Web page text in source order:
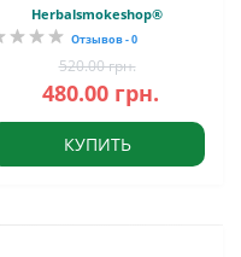
Herbalsmokeshop®
Отзывов - 0
520.00 грн.
480.00 грн.
КУПИТЬ